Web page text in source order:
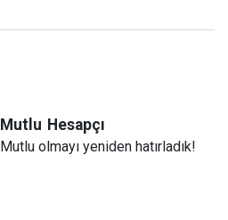
Mutlu Hesapçı
Mutlu olmayı yeniden hatırladık!